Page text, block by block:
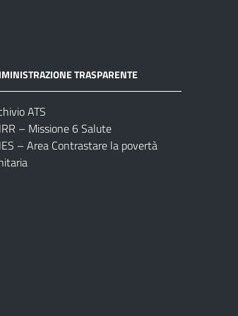
TRASPARENTE
ATS
– Missione 6 Salute
– Area Contrastare la povertà